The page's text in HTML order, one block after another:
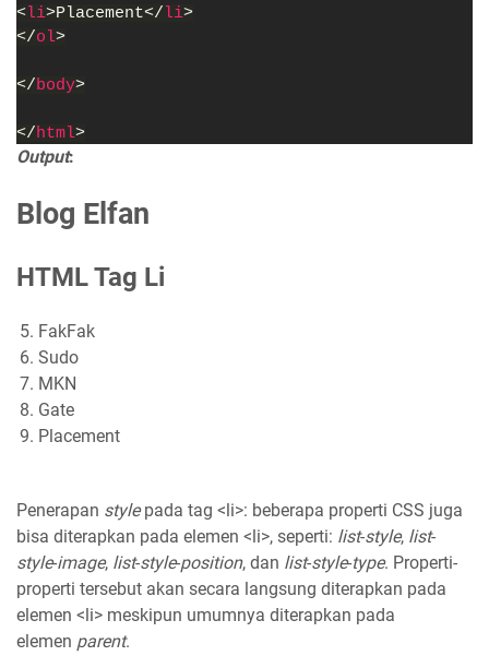
<li>Placement</li>
</ol>
</body>
</html>
Output:
Blog Elfan
HTML Tag Li
FakFak
Sudo
MKN
Gate
Placement
Penerapan stylepada tag <li>: beberapa properti CSS juga
bisa diterapkan pada elemen <li>, seperti: list-style, list-
style-image, list-style-position, dan list-style-type. Properti-
properti tersebut akan secara langsung diterapkan pada
elemen <li> meskipun umumnya diterapkan pada
elemen parent.